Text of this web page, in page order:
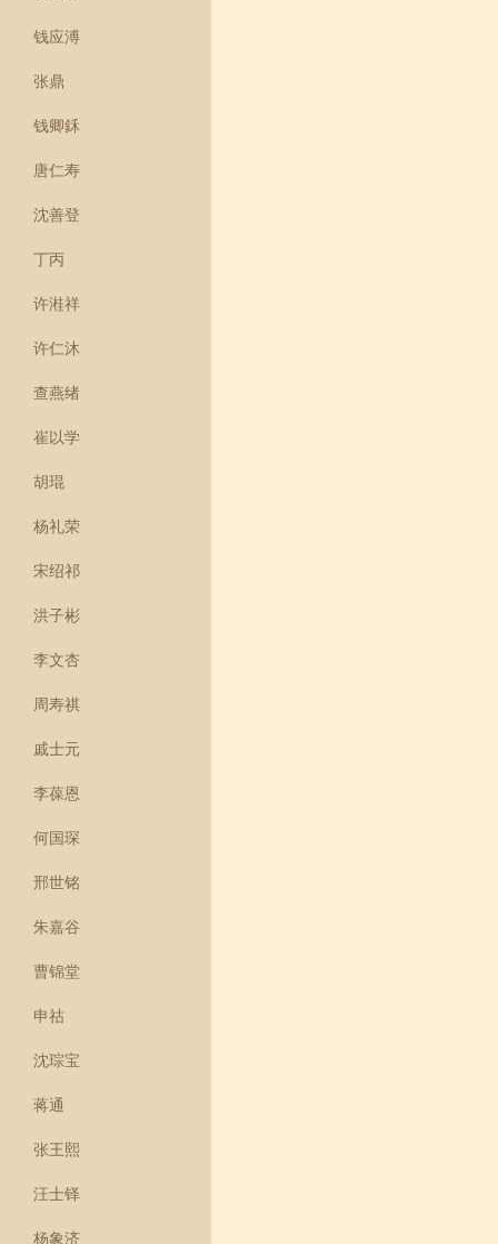
钱应溥
张鼎
钱卿鉌
唐仁寿
沈善登
丁丙
许溎祥
许仁沐
查燕绪
崔以学
胡琨
杨礼荣
宋绍祁
洪子彬
李文杏
周寿祺
戚士元
李葆恩
何国琛
邢世铭
朱嘉谷
曹锦堂
申祜
沈琮宝
蒋通
张王熙
汪士铎
杨象济